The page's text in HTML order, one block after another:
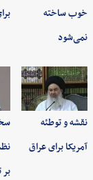
خوب ساخته
نمی‌شود
نقشه و توطئه
آمریکا برای عراق